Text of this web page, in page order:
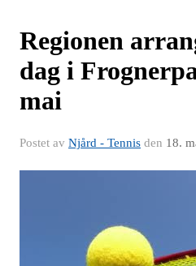
Regionen
dag i
mai
Postet av Njård - Tennis den 18.